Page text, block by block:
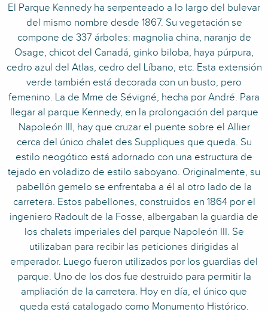
El Parque Kennedy ha serpenteado a lo largo del bulevar
del mismo nombre desde 1867. Su vegetación se
compone de 337 árboles: magnolia china, naranjo de
Osage, chicot del Canadá, ginko biloba, haya púrpura,
cedro azul del Atlas, cedro del Líbano, etc. Esta extensión
verde también está decorada con un busto, pero
femenino. La de Mme de Sévigné, hecha por André. Para
llegar al parque Kennedy, en la prolongación del parque
Napoleón III, hay que cruzar el puente sobre el Allier
cerca del único chalet des Suppliques que queda. Su
estilo neogótico está adornado con una estructura de
tejado en voladizo de estilo saboyano. Originalmente, su
pabellón gemelo se enfrentaba a él al otro lado de la
carretera. Estos pabellones, construidos en 1864 por el
ingeniero Radoult de la Fosse, albergaban la guardia de
los chalets imperiales del parque Napoleón III. Se
utilizaban para recibir las peticiones dirigidas al
emperador. Luego fueron utilizados por los guardias del
parque. Uno de los dos fue destruido para permitir la
ampliación de la carretera. Hoy en día, el único que
queda está catalogado como Monumento Histórico.